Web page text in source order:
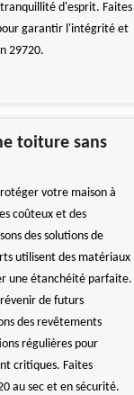
d'esprit. Faites
garantir l'intégrité et
29720.
toiture sans
votre maison à
coûteux et des
des solutions de
utilisent des matériaux
une étanchéité parfaite.
de futurs
des revêtements
régulières pour
critiques. Faites
au sec et en sécurité.